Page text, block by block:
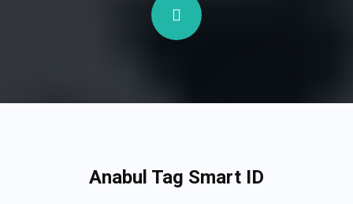
Anabul Tag Smart ID